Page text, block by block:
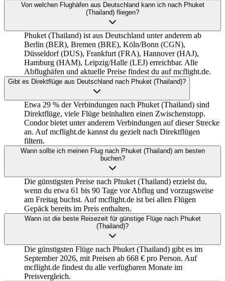
Von welchen Flughäfen aus Deutschland kann ich nach Phuket
(Thailand) fliegen?
Phuket (Thailand) ist aus Deutschland unter anderem ab
Berlin (BER), Bremen (BRE), Köln/Bonn (CGN),
Düsseldorf (DUS), Frankfurt (FRA), Hannover (HAJ),
Hamburg (HAM), Leipzig/Halle (LEJ) erreichbar. Alle
Abflughäfen und aktuelle Preise findest du auf mcflight.de.
Gibt es Direktflüge aus Deutschland nach Phuket (Thailand)?
Etwa 29 % der Verbindungen nach Phuket (Thailand) sind
Direktflüge, viele Flüge beinhalten einen Zwischenstopp.
Condor bietet unter anderem Verbindungen auf dieser Strecke
an. Auf mcflight.de kannst du gezielt nach Direktflügen
filtern.
Wann sollte ich meinen Flug nach Phuket (Thailand) am besten
buchen?
Die günstigsten Preise nach Phuket (Thailand) erzielst du,
wenn du etwa 61 bis 90 Tage vor Abflug und vorzugsweise
am Freitag buchst. Auf mcflight.de ist bei allen Flügen
Gepäck bereits im Preis enthalten.
Wann ist die beste Reisezeit für günstige Flüge nach Phuket
(Thailand)?
Die günstigsten Flüge nach Phuket (Thailand) gibt es im
September 2026, mit Preisen ab 668 € pro Person. Auf
mcflight.de findest du alle verfügbaren Monate im
Preisvergleich.